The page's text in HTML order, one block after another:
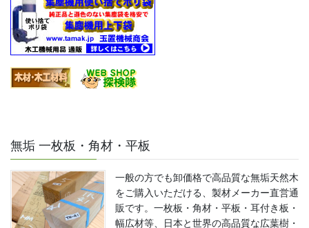
無垢 一枚板・角材・平板
一般の方でも卸価格で高品質な無垢天然木
をご購入いただける、製材メーカー直営通
販です。一枚板・角材・平板・耳付き板・
幅広材等、日本と世界の高品質な広葉樹・